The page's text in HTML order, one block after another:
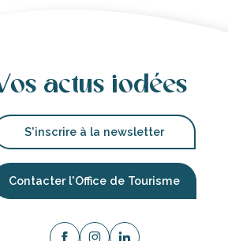
actus iodées
S'inscrire à la newsletter
Contacter l'Office de Tourisme